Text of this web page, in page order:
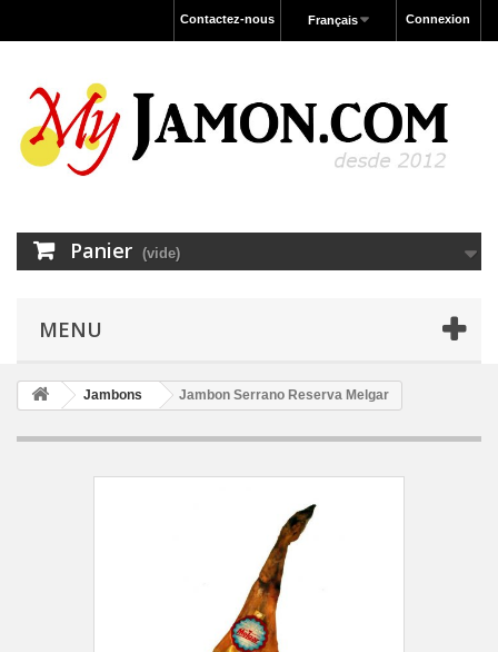
Connexion
Français
Contactez-nous
Panier (vide)
MENU
Jambons Jambon Serrano Reserva Melgar